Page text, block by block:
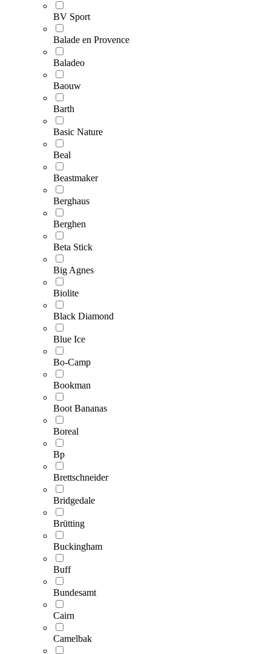
BV Sport
Balade en Provence
Baladeo
Baouw
Barth
Basic Nature
Beal
Beastmaker
Berghaus
Berghen
Beta Stick
Big Agnes
Biolite
Black Diamond
Blue Ice
Bo-Camp
Bookman
Boot Bananas
Boreal
Bp
Brettschneider
Bridgedale
Brütting
Buckingham
Buff
Bundesamt
Cairn
Camelbak